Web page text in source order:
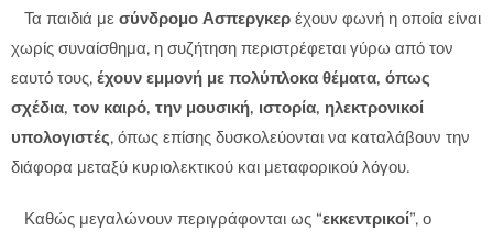
Τα παιδιά με σύνδρομο Ασπεργκερ έχουν φωνή η οποία είναι
χωρίς συναίσθημα, η συζήτηση περιστρέφεται γύρω από τον
εαυτό τους, έχουν εμμονή με πολύπλοκα θέματα, όπως
σχέδια, τον καιρό, την μουσική, ιστορία, ηλεκτρονικοί
υπολογιστές, όπως επίσης δυσκολεύονται να καταλάβουν την
διάφορα μεταξύ κυριολεκτικού και μεταφορικού λόγου.
Καθώς μεγαλώνουν περιγράφονται ως “εκκεντρικοί”, ο